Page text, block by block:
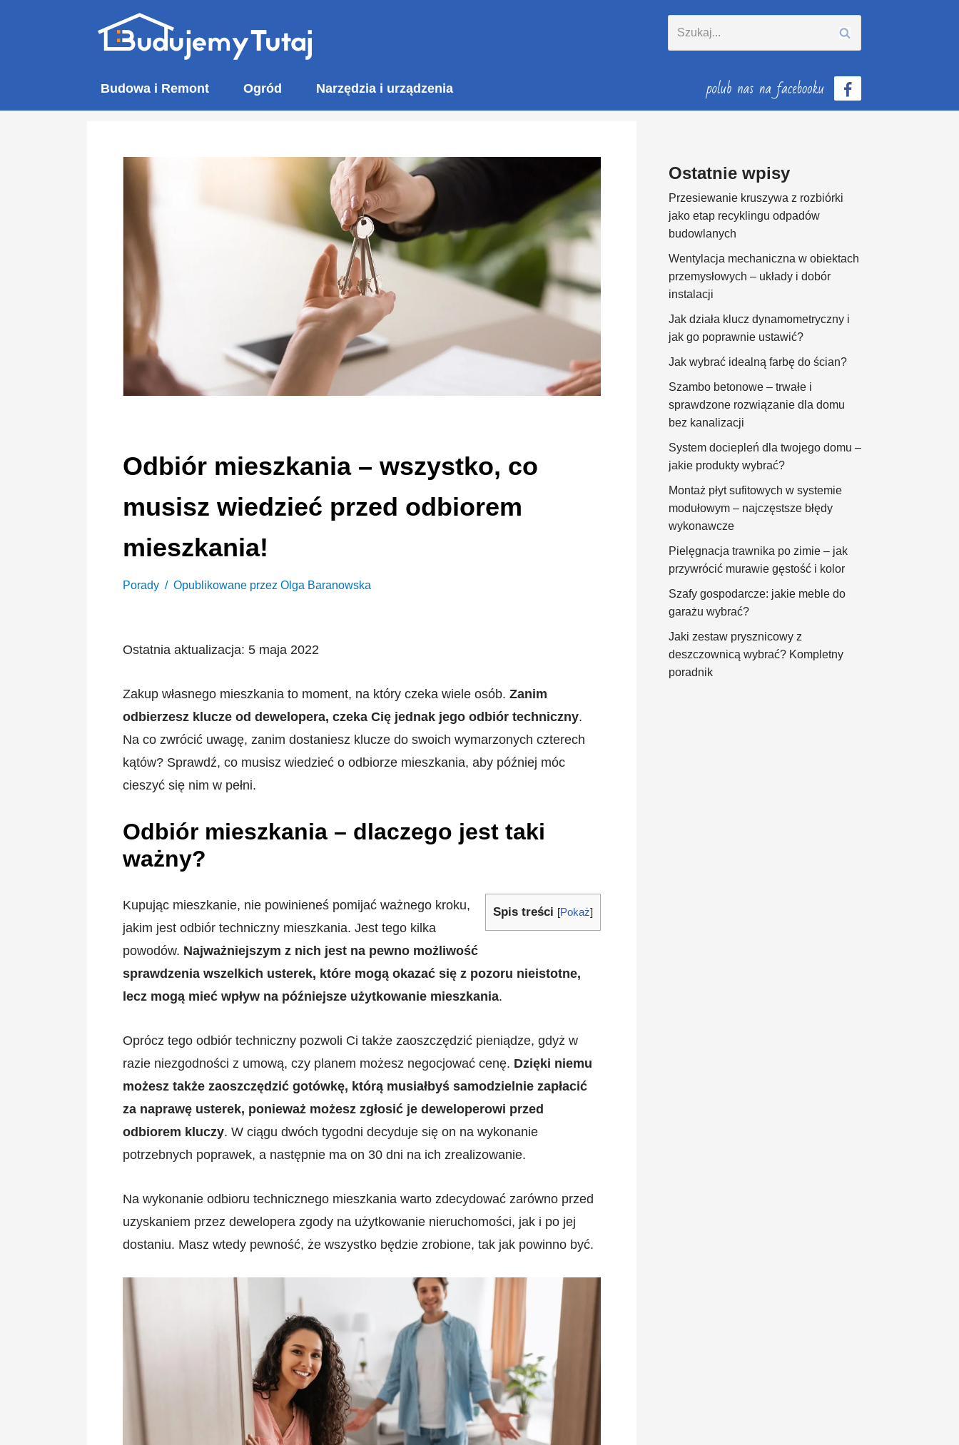
Budowa i Remont Ogród Narzędzia i urządzenia
Odbiór mieszkania – wszystko, co
musisz wiedzieć przed odbiorem
mieszkania!
Porady Opublikowane przez Olga Baranowska
Ostatnia aktualizacja: 5 maja 2022
Zakup własnego mieszkania to moment, na który czeka wiele osób. Zanim
odbierzesz klucze od dewelopera, czeka Cię jednak jego odbiór techniczny.
Na co zwrócić uwagę, zanim dostaniesz klucze do swoich wymarzonych czterech
kątów? Sprawdź, co musisz wiedzieć o odbiorze mieszkania, aby później móc
cieszyć się nim w pełni.
Odbiór mieszkania – dlaczego jest taki
ważny?
Spis treści [Pokaż]
Kupując mieszkanie, nie powinieneś pomijać ważnego kroku,
jakim jest odbiór techniczny mieszkania. Jest tego kilka
powodów. Najważniejszym z nich jest na pewno możliwość
sprawdzenia wszelkich usterek, które mogą okazać się z pozoru nieistotne,
lecz mogą mieć wpływ na późniejsze użytkowanie mieszkania.
Oprócz tego odbiór techniczny pozwoli Ci także zaoszczędzić pieniądze, gdyż w
razie niezgodności z umową, czy planem możesz negocjować cenę. Dzięki niemu
możesz także zaoszczędzić gotówkę, którą musiałbyś samodzielnie zapłacić
za naprawę usterek, ponieważ możesz zgłosić je deweloperowi przed
odbiorem kluczy. W ciągu dwóch tygodni decyduje się on na wykonanie
potrzebnych poprawek, a następnie ma on 30 dni na ich zrealizowanie.
Na wykonanie odbioru technicznego mieszkania warto zdecydować zarówno przed
uzyskaniem przez dewelopera zgody na użytkowanie nieruchomości, jak i po jej
dostaniu. Masz wtedy pewność, że wszystko będzie zrobione, tak jak powinno być.
Ostatnie wpisy
Przesiewanie kruszywa z rozbiórki
jako etap recyklingu odpadów
budowlanych
Wentylacja mechaniczna w obiektach
przemysłowych – układy i dobór
instalacji
Jak działa klucz dynamometryczny i
jak go poprawnie ustawić?
Jak wybrać idealną farbę do ścian?
Szambo betonowe – trwałe i
sprawdzone rozwiązanie dla domu
bez kanalizacji
System dociepleń dla twojego domu –
jakie produkty wybrać?
Montaż płyt sufitowych w systemie
modułowym – najczęstsze błędy
wykonawcze
Pielęgnacja trawnika po zimie – jak
przywrócić murawie gęstość i kolor
Szafy gospodarcze: jakie meble do
garażu wybrać?
Jaki zestaw prysznicowy z
deszczownicą wybrać? Kompletny
poradnik